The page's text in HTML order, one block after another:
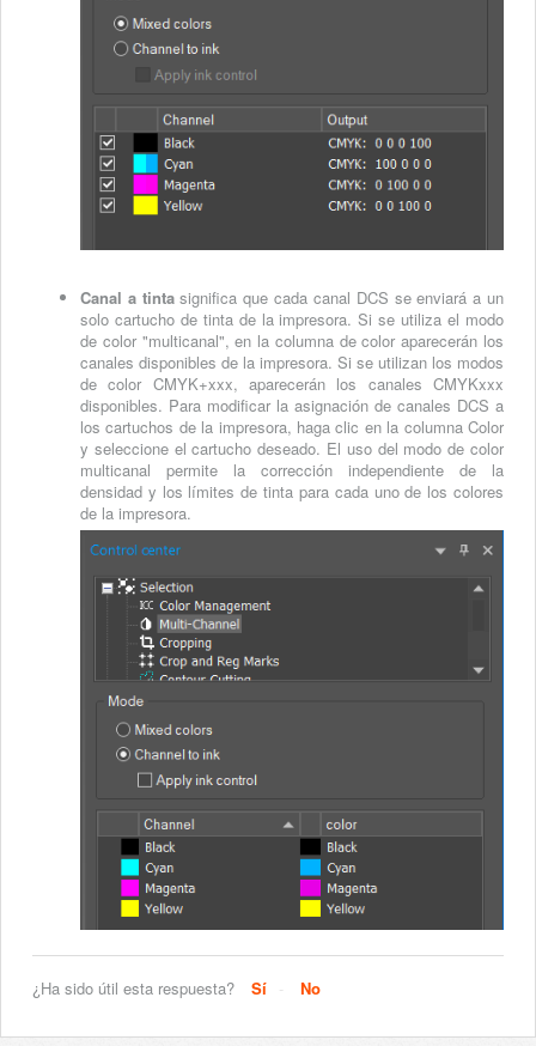
Canal a tintasignifica que cada canal DCS se enviará a un
solo cartucho de tinta de la impresora. Si se utiliza el modo
de color "multicanal", en la columna de color aparecerán los
canales disponibles de la impresora. Si se utilizan los modos
de color CMYK+xxx, aparecerán los canales CMYKxxx
disponibles. Para modificar la asignación de canales DCS a
los cartuchos de la impresora, haga clic en la columna Color
y seleccione el cartucho deseado. El uso del modo de color
multicanal permite la corrección independiente de la
densidad y los límites de tinta para cada uno de los colores
de la impresora.
¿Ha sido útil esta respuesta? Sí No